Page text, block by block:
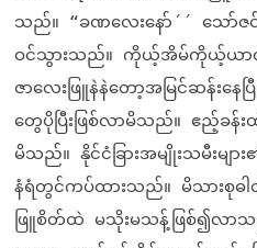
သည်။ “ခဏလေးနော်´´ သော်ဇ
ဝင်သွားသည်။ ကိုယ့်အိမ်ကိုယ့်ယာလို
ဇာလေးဖြူနဲနဲတော့အမြင်ဆန်း
တွေပိုပြီးဖြစ်လာမိသည်။ ဧည့်ခ
မိသည်။ နိုင်ငံခြားအမျိုးသမီးမျ
နံရံတွင်ကပ်ထားသည်။ မိသားစုဓါ
ဖြူစိတ်ထဲ မသိုးမသန့်ဖြစ်၍လာ